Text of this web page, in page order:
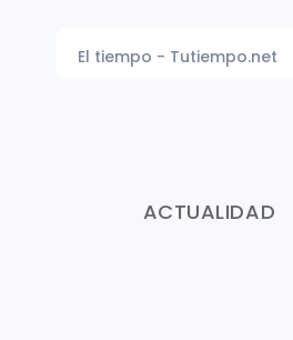
El tiempo - Tutiempo.net
ACTUALIDAD